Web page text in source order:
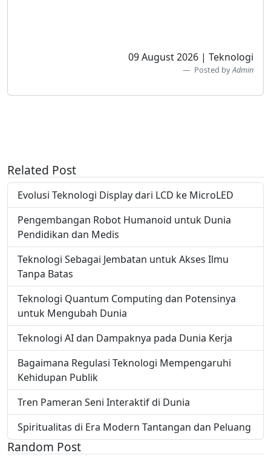
09 August 2026 | Teknologi
Posted byAdmin
Related Post
Evolusi Teknologi Display dari LCD ke MicroLED
Pengembangan Robot Humanoid untuk Dunia
Pendidikan dan Medis
Teknologi Sebagai Jembatan untuk Akses Ilmu
Tanpa Batas
Teknologi Quantum Computing dan Potensinya
untuk Mengubah Dunia
Teknologi AI dan Dampaknya pada Dunia Kerja
Bagaimana Regulasi Teknologi Mempengaruhi
Kehidupan Publik
Tren Pameran Seni Interaktif di Dunia
Spiritualitas di Era Modern Tantangan dan Peluang
Random Post